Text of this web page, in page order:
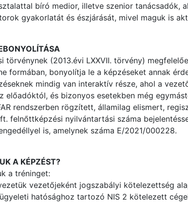
bíró medior, illetve szenior tanácsadók,
gyakorlatát és észjárását, mivel maguk is
törvénynek (2013.évi LXXVII. törvény)
formában, bonyolítja le a képzéseket annak
mindig van interaktív része, ahol a
előadóktól, és bizonyos esetekben még
rendszerben rögzített, államilag elismert,
felnőttképzési nyilvántartási száma
is, amelynek száma E/2021/000228.
A KÉPZÉST?
a tréninget:
vezetőjeként jogszabályi kötelezettség
hatósághoz tartozó NIS 2 kötelezett